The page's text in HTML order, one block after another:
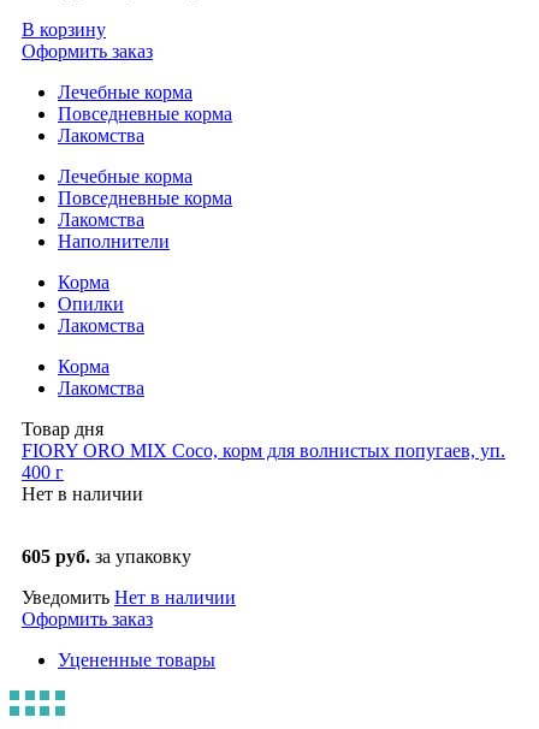
В корзину
Оформить заказ
Лечебные корма
Повседневные корма
Лакомства
Лечебные корма
Повседневные корма
Лакомства
Наполнители
Корма
Опилки
Лакомства
Корма
Лакомства
Товар дня
FIORY ORO MIX Coco, корм для волнистых попугаев, уп.
400 г
Нет в наличии
605 руб. за упаковку
Уведомить Нет в наличии
Оформить заказ
Уцененные товары